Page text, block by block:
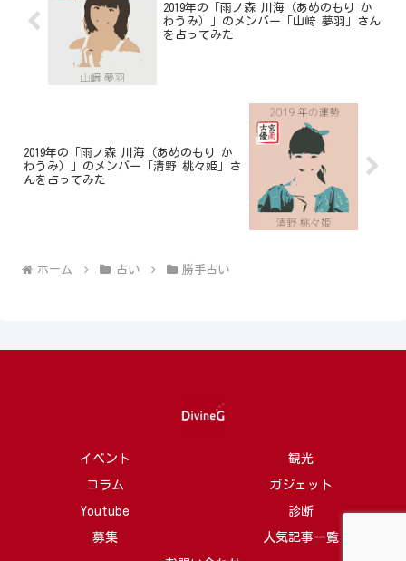
2019年の「雨ノ森 川海（あめのもり か
わうみ）」のメンバー「山﨑 夢羽」さん
を占ってみた
2019年の「雨ノ森 川海（あめのもり か
わうみ）」のメンバー「清野 桃々姫」さ
んを占ってみた
ホーム 占い 勝手占い
イベント 観光
コラム ガジェット
Youtube 診断
募集 人気記事一覧